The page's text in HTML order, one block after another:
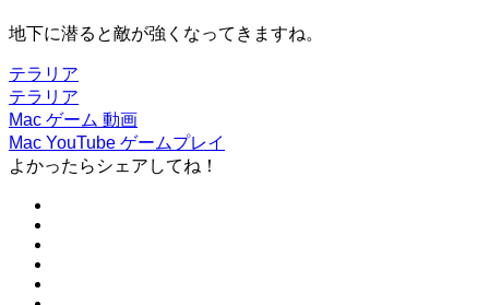
地下に潜ると敵が強くなってきますね。
テラリア
テラリア
Mac ゲーム 動画
Mac YouTube ゲームプレイ
よかったらシェアしてね！